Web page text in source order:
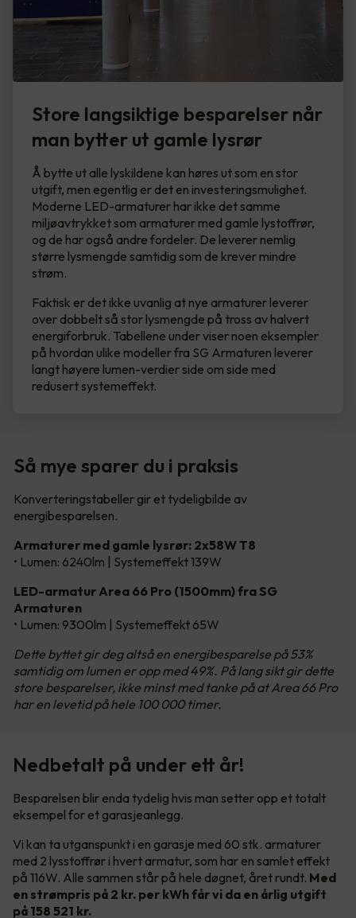
Store langsiktige besparelser når
man bytter ut gamle lysrør
Å bytte ut alle lyskildene kan høres ut som en stor
utgift, men egentlig er det en investeringsmulighet.
Moderne LED-armaturer har ikke det samme
miljøavtrykket som armaturer med gamle lystoffrør,
og de har også andre fordeler. De leverer nemlig
større lysmengde samtidig som de krever mindre
strøm.
Faktisk er det ikke uvanlig at nye armaturer leverer
over dobbelt så stor lysmengde på tross av halvert
energiforbruk. Tabellene under viser noen eksempler
på hvordan ulike modeller fra SG Armaturen leverer
langt høyere lumen-verdier side om side med
redusert systemeffekt.
Så mye sparer du i praksis
Konverteringstabeller gir et tydeligbilde av
energibesparelsen.
Armaturer med gamle lysrør: 2x58W T8
• Lumen: 6240lm | Systemeffekt 139W
LED-armatur Area 66 Pro (1500mm) fra SG
Armaturen
• Lumen: 9300lm | Systemeffekt 65W
Dette byttet gir deg altså en energibesparelse på 53%
samtidig om lumen er opp med 49%. På lang sikt gir dette
store besparelser, ikke minst med tanke på at Area 66 Pro
har en levetid på hele 100 000 timer.
Nedbetalt på under ett år!
Besparelsen blir enda tydelig hvis man setter opp et totalt
eksempel for et garasjeanlegg.
Vi kan ta utganspunkt i en garasje med 60 stk. armaturer
med 2 lysstoffrør i hvert armatur, som har en samlet effekt
på 116W. Alle sammen står på hele døgnet, året rundt. Med
en strømpris på 2 kr. per kWh får vi da en årlig utgift
på 158 521 kr.